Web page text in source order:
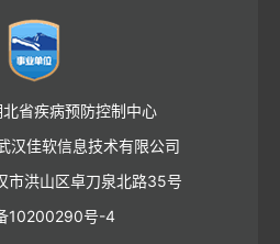
省疾病预防控制中心
汉佳软信息技术有限公司
市洪山区卓刀泉北路35号
10200290号-4